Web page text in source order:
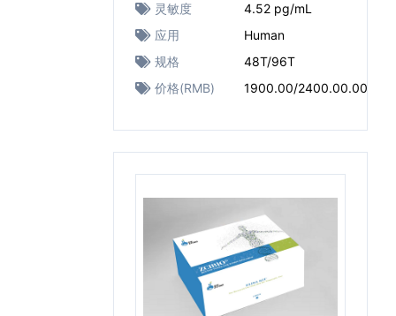
灵敏度
4.52 pg/mL
应用
Human
规格
48T/96T
价格(RMB)
1900.00/2400.00.00